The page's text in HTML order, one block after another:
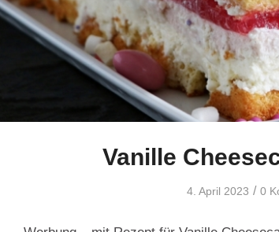
Vanille
4. April 2023 / 0